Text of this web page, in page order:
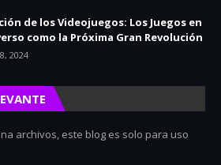
de los Videojuegos: Los Juegos en
como la Próxima Gran Revolución
2024
archivos, este blog es solo para uso